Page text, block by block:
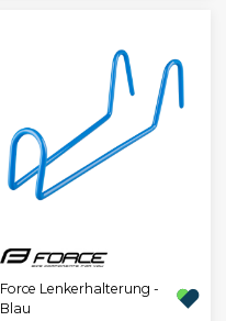
Force Lenkerhalterung -
Blau